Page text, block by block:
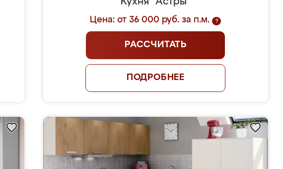
Цена: от 36 000 руб. за п.м. ?
РАССЧИТАТЬ
ПОДРОБНЕЕ